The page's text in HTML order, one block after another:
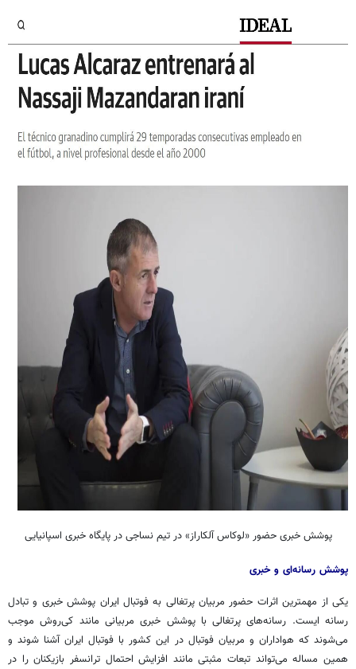
پوشش خبری حضور «لوکاس آلکاراز» در تیم نساجی در پایگاه خبری اسپانیایی
پوشش رسانه‌ای و خبری
یکی از مهمترین اثرات حضور مربیان پرتغالی به فوتبال ایران پوشش خبری و تبادل
رسانه ایست. رسانه‌های پرتغالی با پوشش خبری مربیانی مانند کی‌روش موجب
می‌شوند که هواداران و مربیان فوتبال در این کشور با فوتبال ایران آشنا شوند و
همین مساله می‌تواند تبعات مثبتی مانند افزایش احتمال ترانسفر بازیکنان را در